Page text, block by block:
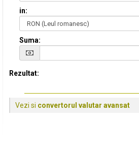
in:
Suma:
Rezultat:
Vezi si convertorul valutar avansat